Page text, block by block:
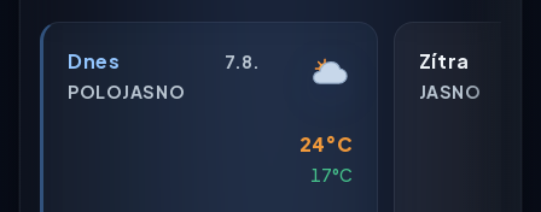
Dnes
7.8.
POLOJASNO
24°C
17°C
Zítra
JASNO